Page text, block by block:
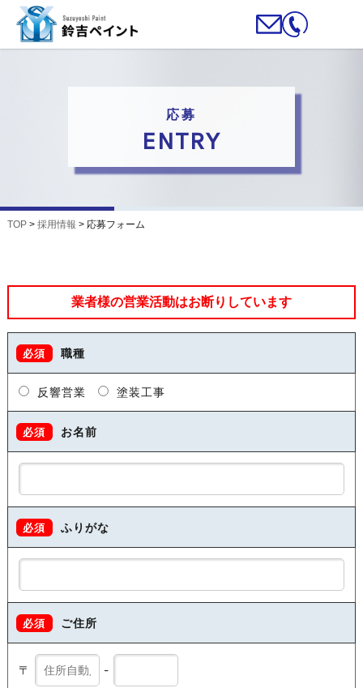
応募
ENTRY
TOP> 採用情報 > 応募フォーム
業者様の営業活動はお断りしています
必須 職種
反響営業 塗装工事
必須 お名前
必須 ふりがな
必須 ご住所
〒 -